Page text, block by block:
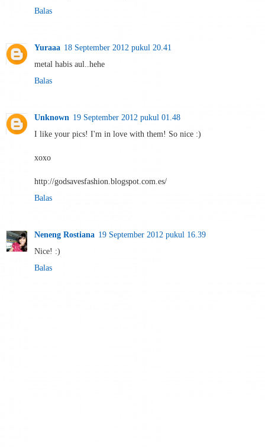
Balas
Yuraaa 18 September 2012 pukul 20.41
metal habis aul..hehe
Balas
Unknown 19 September 2012 pukul 01.48
I like your pics! I'm in love with them! So nice :)
xoxo
http://godsavesfashion.blogspot.com.es/
Balas
Neneng Rostiana 19 September 2012 pukul 16.39
Nice! :)
Balas